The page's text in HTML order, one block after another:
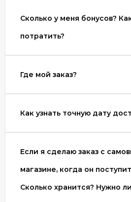
Сколько у меня бонусов?
потратить?
Где мой заказ?
Как узнать точную дату
Если я сделаю заказ с
магазине, когда он
Сколько хранится? Нужно